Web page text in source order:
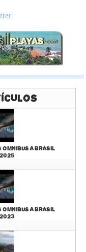
a Brasil
a Brasil